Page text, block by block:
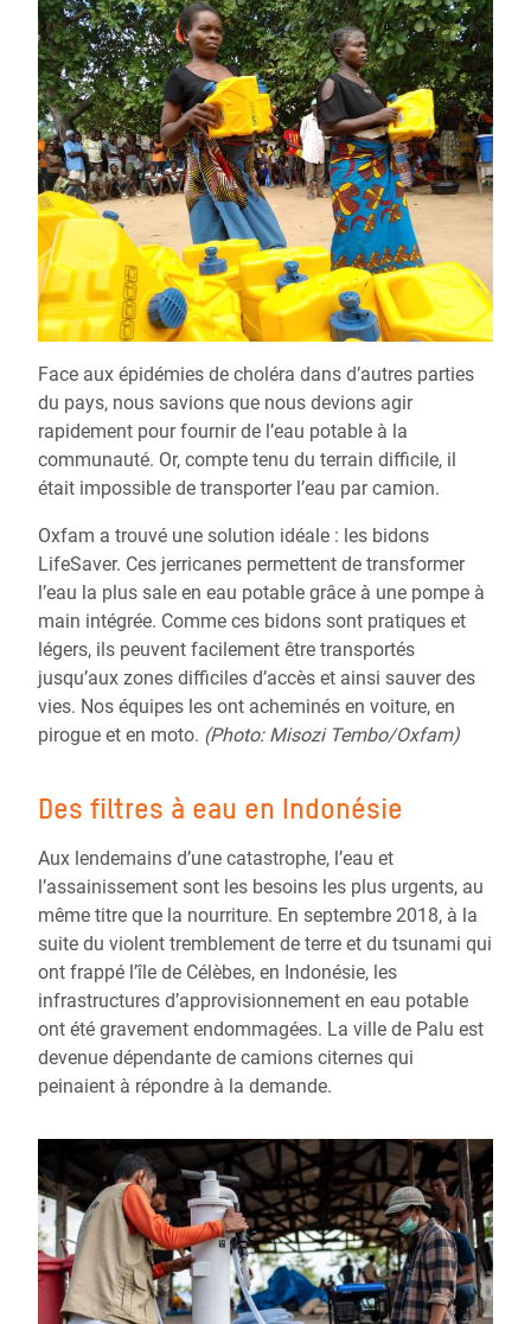
Face aux épidémies de choléra dans d’autres parties
du pays, nous savions que nous devions agir
rapidement pour fournir de l’eau potable à la
communauté. Or, compte tenu du terrain difficile, il
était impossible de transporter l’eau par camion.
Oxfam a trouvé une solution idéale : les bidons
LifeSaver. Ces jerricanes permettent de transformer
l’eau la plus sale en eau potable grâce à une pompe à
main intégrée. Comme ces bidons sont pratiques et
légers, ils peuvent facilement être transportés
jusqu’aux zones difficiles d’accès et ainsi sauver des
vies. Nos équipes les ont acheminés en voiture, en
pirogue et en moto. (Photo: Misozi Tembo/Oxfam)
Des filtres à eau en Indonésie
Aux lendemains d’une catastrophe, l’eau et
l’assainissement sont les besoins les plus urgents, au
même titre que la nourriture. En septembre 2018, à la
suite du violent tremblement de terre et du tsunami qui
ont frappé l’île de Célèbes, en Indonésie, les
infrastructures d’approvisionnement en eau potable
ont été gravement endommagées. La ville de Palu est
devenue dépendante de camions citernes qui
peinaient à répondre à la demande.